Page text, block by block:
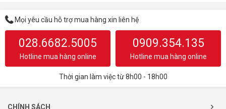
Mọi yêu cầu hỗ trợ mua hàng xin liên hệ
028.6682.5005
Hotline mua hàng online
0909.354.135
Hotline mua hàng online
Thời gian làm việc từ 8h00 - 18h00
CHÍNH SÁCH